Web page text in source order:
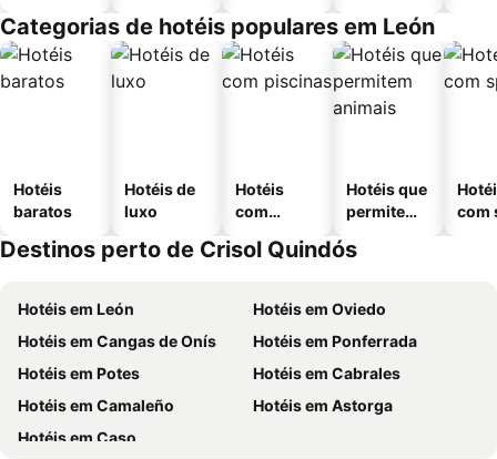
Categorias de hotéis populares em León
Hotéis
baratos
Hotéis de
luxo
Hotéis
com
Hotéis que
permitem
com
Destinos perto de Crisol Quindós
Hotéis em León
Hotéis em Oviedo
Hotéis em Cangas de Onís
Hotéis em Ponferrada
Hotéis em Potes
Hotéis em Cabrales
Hotéis em Camaleño
Hotéis em Astorga
Hotéis em Caso